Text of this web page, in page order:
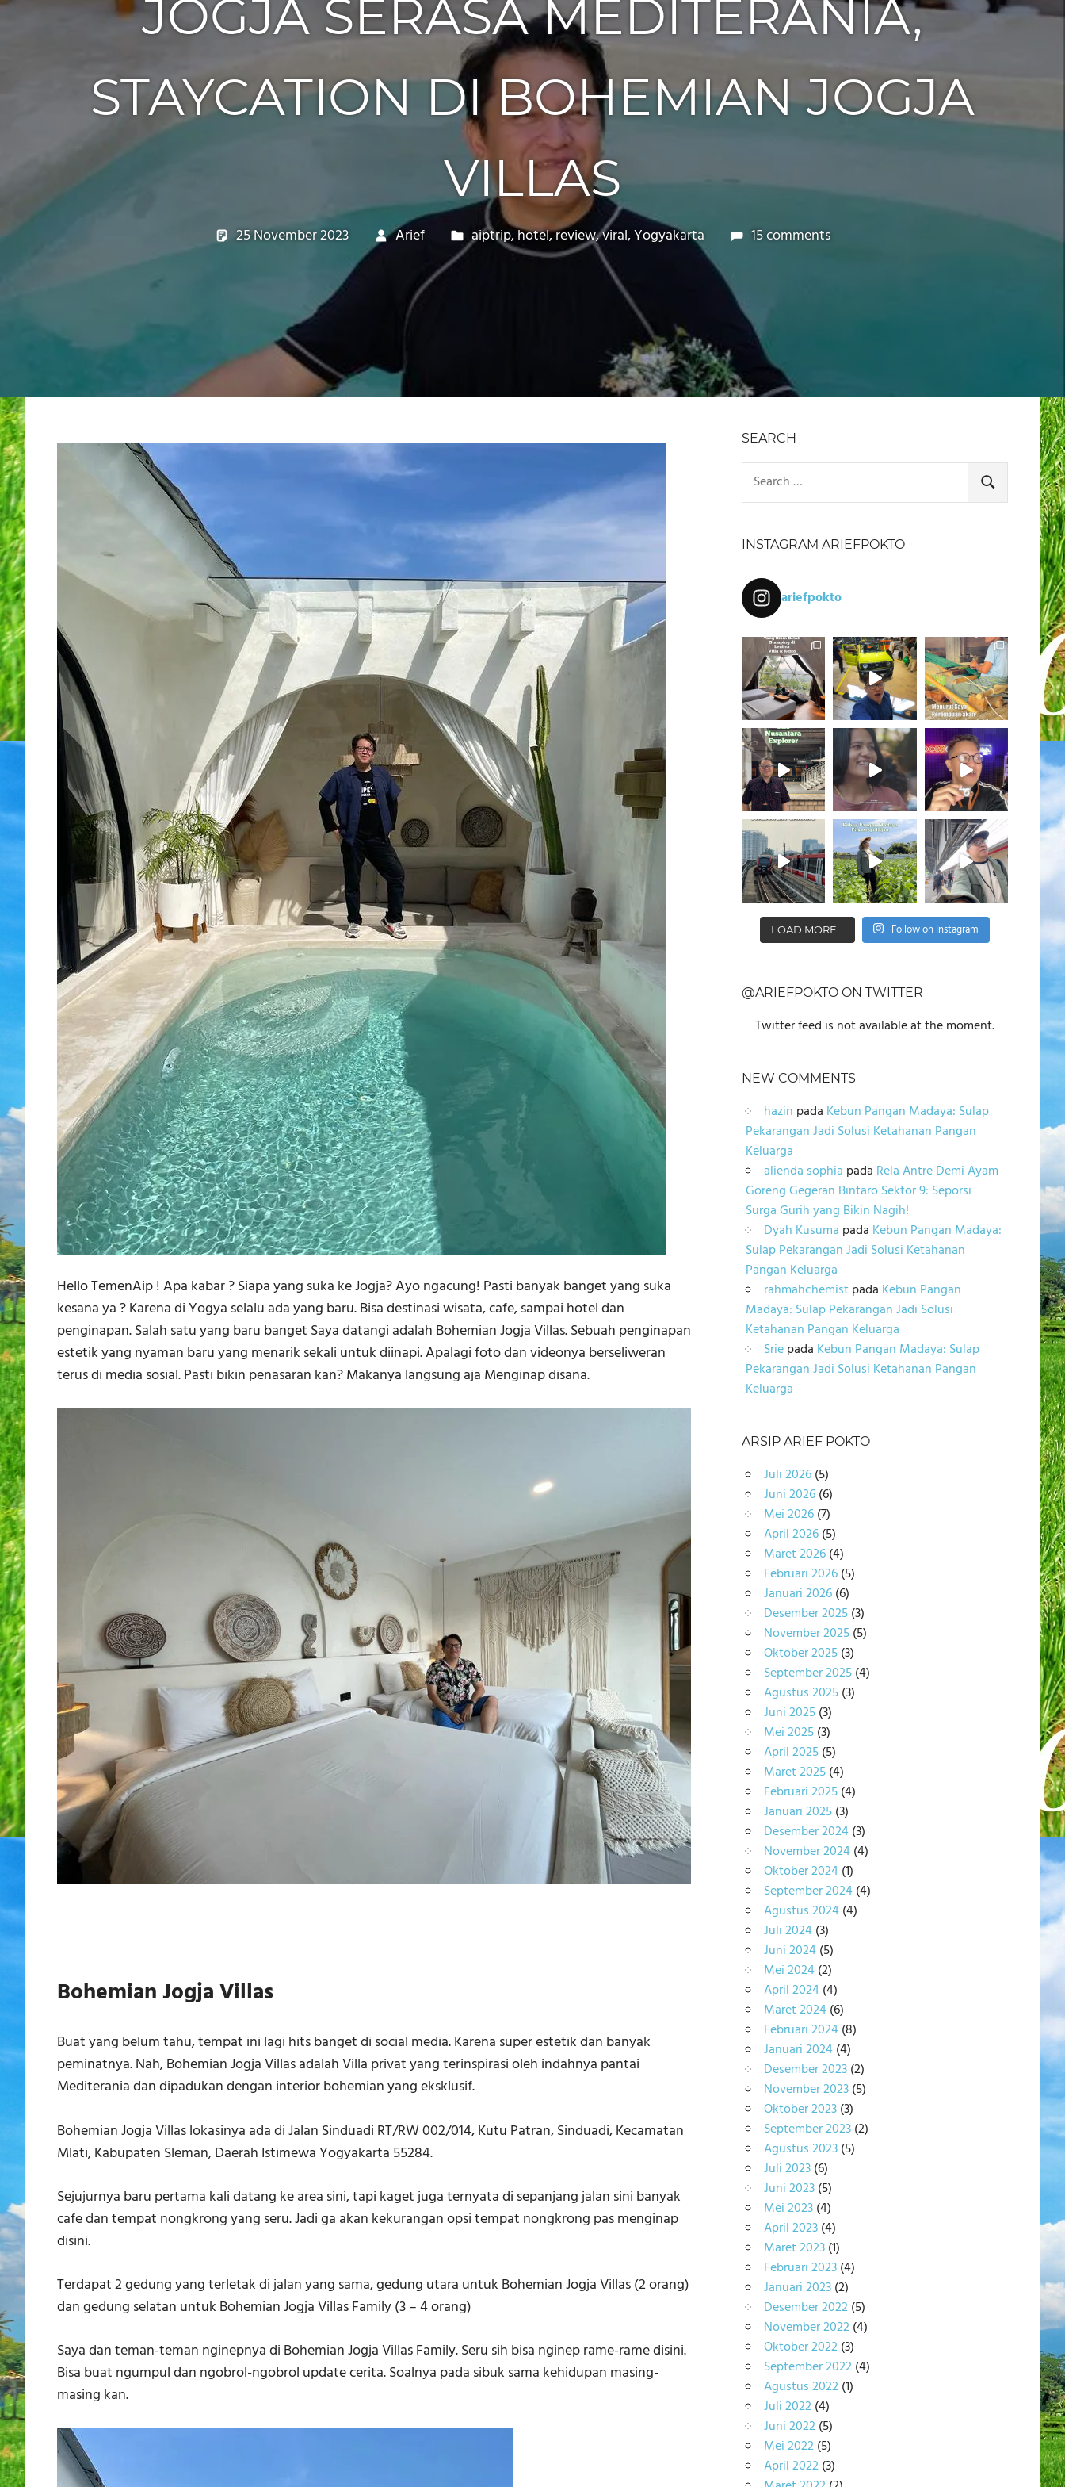
JOGJA SERASA MEDITERANIA,
STAYCATION DI BOHEMIAN JOGJA
VILLAS
25 November 2023 Arief aiptrip,hotel,review,viral,Yogyakarta 15 comments
Hello TemenAip ! Apa kabar ? Siapa yang suka ke Jogja? Ayo ngacung! Pasti banyak banget yang suka
kesana ya ? Karena di Yogya selalu ada yang baru. Bisa destinasi wisata, cafe, sampai hotel dan
penginapan. Salah satu yang baru banget Saya datangi adalah Bohemian Jogja Villas. Sebuah penginapan
estetik yang nyaman baru yang menarik sekali untuk diinapi. Apalagi foto dan videonya berseliweran
terus di media sosial. Pasti bikin penasaran kan? Makanya langsung aja Menginap disana.
Bohemian Jogja Villas
Buat yang belum tahu, tempat ini lagi hits banget di social media. Karena super estetik dan banyak
peminatnya. Nah, Bohemian Jogja Villas adalah Villa privat yang terinspirasi oleh indahnya pantai
Mediterania dan dipadukan dengan interior bohemian yang eksklusif.
Bohemian Jogja Villas lokasinya ada di Jalan Sinduadi RT/RW 002/014, Kutu Patran, Sinduadi, Kecamatan
Mlati, Kabupaten Sleman, Daerah Istimewa Yogyakarta 55284.
Sejujurnya baru pertama kali datang ke area sini, tapi kaget juga ternyata di sepanjang jalan sini banyak
cafe dan tempat nongkrong yang seru. Jadi ga akan kekurangan opsi tempat nongkrong pas menginap
disini.
Terdapat 2 gedung yang terletak di jalan yang sama, gedung utara untuk Bohemian Jogja Villas (2 orang)
dan gedung selatan untuk Bohemian Jogja Villas Family (3 – 4 orang)
Saya dan teman-teman nginepnya di Bohemian Jogja Villas Family. Seru sih bisa nginep rame-rame disini.
Bisa buat ngumpul dan ngobrol-ngobrol update cerita. Soalnya pada sibuk sama kehidupan masing-
masing kan.
SEARCH
Search
for:
SEARCH
INSTAGRAM ARIEFPOKTO
ariefpokto
LOAD MORE... Follow on Instagram
@ARIEFPOKTO ON TWITTER
Twitter feed is not available at the moment.
NEW COMMENTS
hazin pada Kebun Pangan Madaya: Sulap
Pekarangan Jadi Solusi Ketahanan Pangan
Keluarga
alienda sophia pada Rela Antre Demi Ayam
Goreng Gegeran Bintaro Sektor 9: Seporsi
Surga Gurih yang Bikin Nagih!
Dyah Kusuma pada Kebun Pangan Madaya:
Sulap Pekarangan Jadi Solusi Ketahanan
Pangan Keluarga
rahmahchemistpada Kebun Pangan
Madaya: Sulap Pekarangan Jadi Solusi
Ketahanan Pangan Keluarga
Sriepada Kebun Pangan Madaya: Sulap
Pekarangan Jadi Solusi Ketahanan Pangan
Keluarga
ARSIP ARIEF POKTO
Juli 2026(5)
Juni 2026(6)
Mei 2026(7)
April 2026(5)
Maret 2026(4)
Februari 2026(5)
Januari 2026(6)
Desember 2025(3)
November 2025(5)
Oktober 2025(3)
September 2025(4)
Agustus 2025(3)
Juni 2025(3)
Mei 2025(3)
April 2025(5)
Maret 2025(4)
Februari 2025(4)
Januari 2025(3)
Desember 2024(3)
November 2024(4)
Oktober 2024(1)
September 2024(4)
Agustus 2024(4)
Juli 2024(3)
Juni 2024(5)
Mei 2024(2)
April 2024(4)
Maret 2024(6)
Februari 2024(8)
Januari 2024(4)
Desember 2023(2)
November 2023(5)
Oktober 2023(3)
September 2023(2)
Agustus 2023(5)
Juli 2023(6)
Juni 2023(5)
Mei 2023(4)
April 2023(4)
Maret 2023(1)
Februari 2023(4)
Januari 2023(2)
Desember 2022(5)
November 2022(4)
Oktober 2022(3)
September 2022(4)
Agustus 2022(1)
Juli 2022(4)
Juni 2022(5)
Mei 2022(5)
April 2022(3)